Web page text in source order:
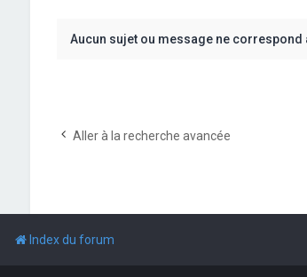
Aucun sujet ou message ne
Aller à la recherche avancée
Index du forum